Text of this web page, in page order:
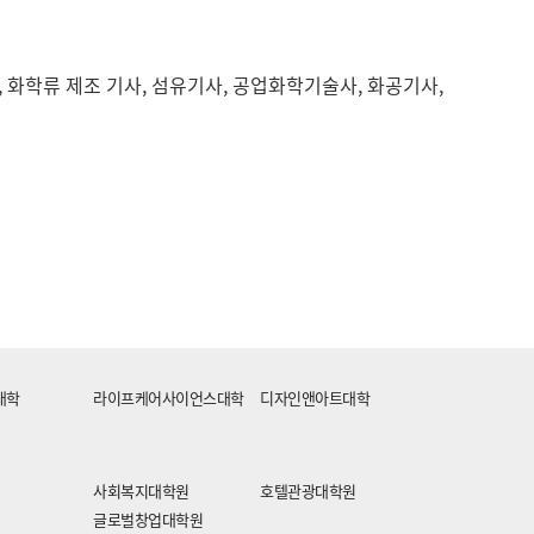
학류 제조 기사, 섬유기사, 공업화학기술사, 화공기사,
학 라이프케어사이언스대학 디자인앤아트대학
사회복지대학원
호텔관광대학원
글로벌창업대학원